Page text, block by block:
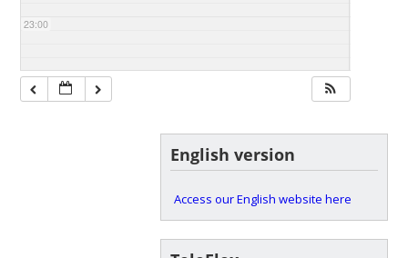
23:00
English version
Access our English website here